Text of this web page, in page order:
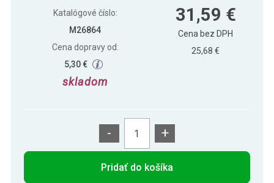
fialové
21,89 €
Sada vinylových činiek MOVIT 2 x 2,5 kg
modré
Katalógové číslo:
M26864
Cena dopravy od:
5,30 €
skladom
31,59 €
Cena bez DPH
25,68 €
- +
Pridať do košíka